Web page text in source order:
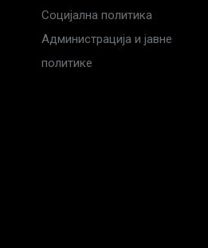
Социјална политика
Администрација и јавне
политике